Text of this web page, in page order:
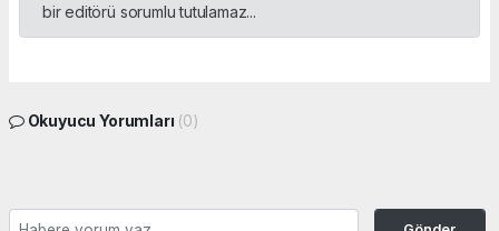
bir editörü sorumlu tutulamaz...
Okuyucu Yorumları (0)